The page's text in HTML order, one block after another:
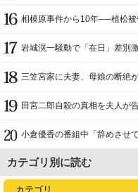
相模原事件から10年──植松
岩城滉一騒動で「在日」差別
三笠宮家に夫妻、母娘の断絶が
田宮二郎自殺の真相を夫人が
小倉優香の番組中「辞めさせ
カテゴリ別に読む